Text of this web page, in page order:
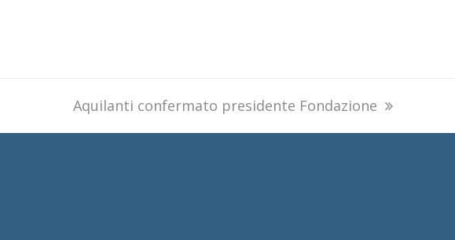
next
post:
Aquilanti confermato presidente Fondazione